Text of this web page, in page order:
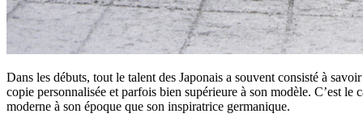
Dans les débuts, tout le talent des Japonais a souvent consisté à
copie personnalisée et parfois bien supérieure à son modèle. C’est
moderne à son époque que son inspiratrice germanique.